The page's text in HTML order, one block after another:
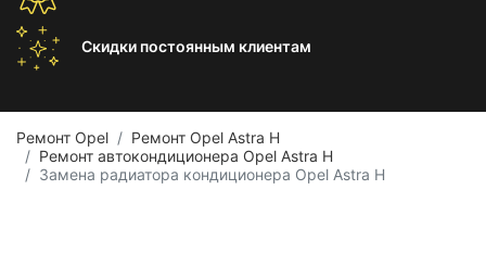
Скидки постоянным клиентам
Ремонт Opel
Ремонт Opel Astra H
Ремонт автокондиционера Opel Astra H
Замена радиатора кондиционера Opel Astra H